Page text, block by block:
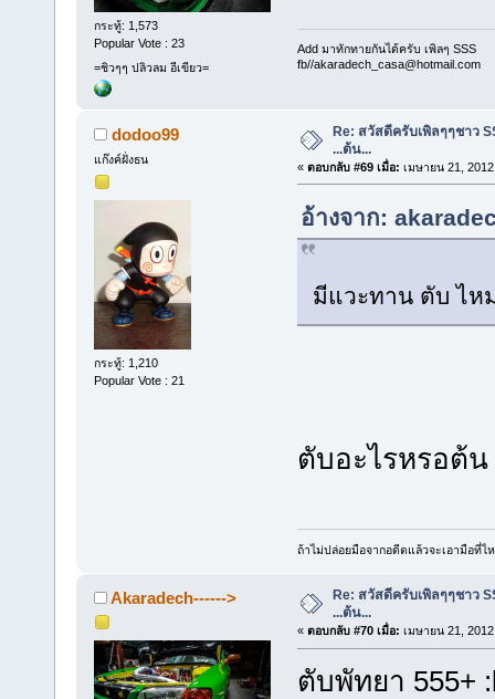
กระทู้: 1,573
Popular Vote : 23
=ชิวๆๆ ปลิวลม อีเขียว=
Add มาทักทายกันได้ครับ เพิลๆ SSS
fb//akaradech_casa@hotmail.com
dodoo99
แก๊งค์ฝั่งธน
กระทู้: 1,210
Popular Vote : 21
Re: สวัสดีครับเพิลๆๆชาว
...ต้น...
« ตอบกลับ #69 เมื่อ: เมษายน 21,
อ้างจาก:
มีแวะทาน ตับ ไห
ตับอะไรหรอต้น
ถ้าไม่ปล่อยมือจากอดีตแล้วจะเอามือที่ไ
Akaradech------>
Re: สวัสดีครับเพิลๆๆชาว
...ต้น...
« ตอบกลับ #70 เมื่อ: เมษายน 21,
ตับพัทยา 555+